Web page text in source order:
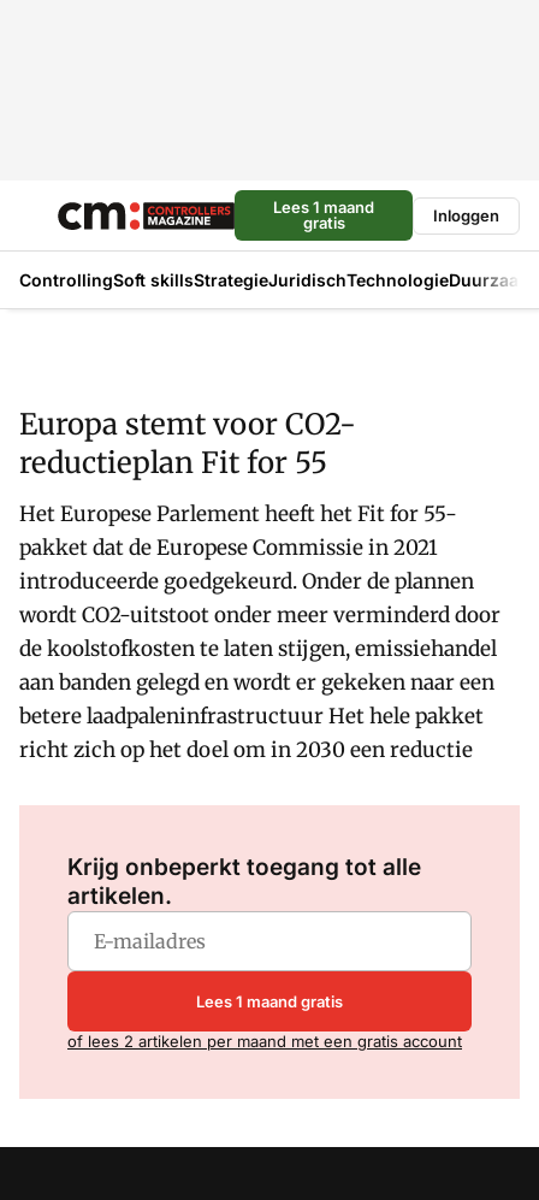
Lees 1 maand
gratis
Inloggen
ControllingSoft skillsStrategieJuridischTechnologie
Europa stemt voor CO2-
reductieplan Fit for 55
Het Europese Parlement heeft het Fit for 55-
pakket dat de Europese Commissie in 2021
introduceerde goedgekeurd. Onder de plannen
wordt CO2-uitstoot onder meer verminderd door
de koolstofkosten te laten stijgen, emissiehandel
aan banden gelegd en wordt er gekeken naar een
betere laadpaleninfrastructuur Het hele pakket
richt zich op het doel om in 2030 een reductie
Krijg onbeperkt toegang tot alle
artikelen.
Lees 1 maand gratis
of lees 2 artikelen per maand met een gratis account